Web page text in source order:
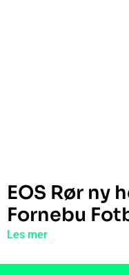
EOS Rør ny
Fornebu
Les mer